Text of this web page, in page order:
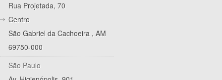
Rua Projetada, 70
Centro
São Gabriel da Cachoeira , AM
69750-000
São Paulo